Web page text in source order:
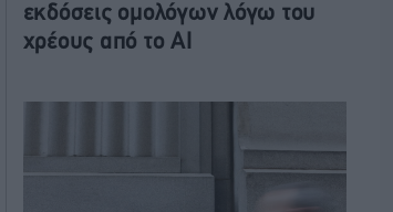
εκδόσεις ομολόγων λόγω του
χρέους από το AI